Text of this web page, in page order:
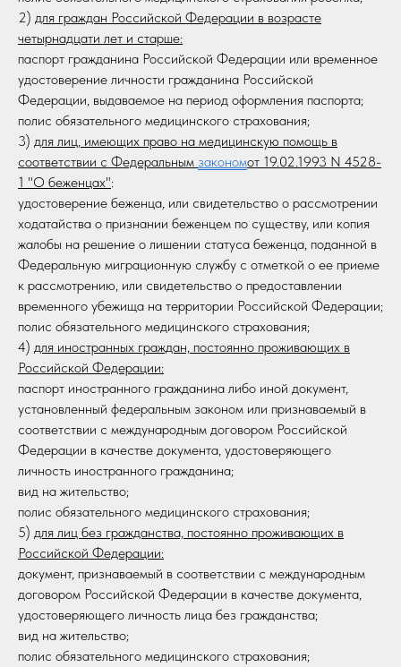
2) для граждан Российской Федерации в возрасте
четырнадцати лет и старше:
паспорт гражданина Российской Федерации или временное
удостоверение личности гражданина Российской
Федерации, выдаваемое на период оформления паспорта;
полис обязательного медицинского страхования;
3) для лиц, имеющих право на медицинскую помощь в
соответствии с Федеральным закономот 19.02.1993 N 4528-
1 "О беженцах":
удостоверение беженца, или свидетельство о рассмотрении
ходатайства о признании беженцем по существу, или копия
жалобы на решение о лишении статуса беженца, поданной в
Федеральную миграционную службу с отметкой о ее приеме
к рассмотрению, или свидетельство о предоставлении
временного убежища на территории Российской Федерации;
полис обязательного медицинского страхования;
4) для иностранных граждан, постоянно проживающих в
Российской Федерации:
паспорт иностранного гражданина либо иной документ,
установленный федеральным законом или признаваемый в
соответствии с международным договором Российской
Федерации в качестве документа, удостоверяющего
личность иностранного гражданина;
вид на жительство;
полис обязательного медицинского страхования;
5) для лиц без гражданства, постоянно проживающих в
Российской Федерации:
документ, признаваемый в соответствии с международным
договором Российской Федерации в качестве документа,
удостоверяющего личность лица без гражданства;
вид на жительство;
полис обязательного медицинского страхования;